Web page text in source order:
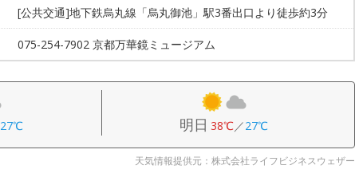
[公共交通]地下鉄烏丸線「烏丸御池」駅3番出口より徒歩約3分
075-254-7902 京都万華鏡ミュージアム
27℃ 明日 38℃／27℃
天気情報提供元：株式会社ライフビジネスウェザー